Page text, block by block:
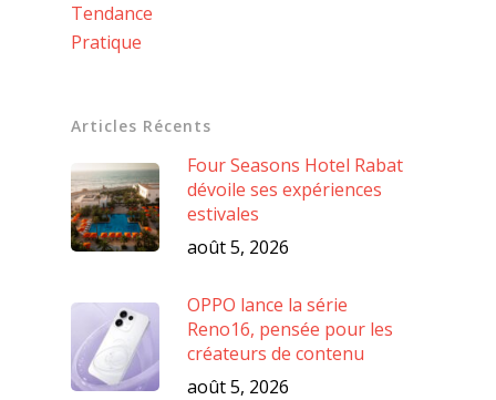
Tendance
Pratique
Articles Récents
Four Seasons Hotel Rabat
dévoile ses expériences
estivales
août 5, 2026
OPPO lance la série
Reno16, pensée pour les
créateurs de contenu
août 5, 2026